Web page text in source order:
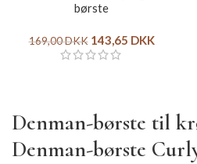
børste
169,00DKK 143,65 DKK
Denman-børste til
Denman-børste